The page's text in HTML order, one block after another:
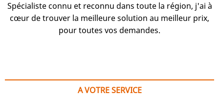
Spécialiste connu et reconnu dans toute la région, j'ai à
cœur de trouver la meilleure solution au meilleur prix,
pour toutes vos demandes.
A VOTRE SERVICE